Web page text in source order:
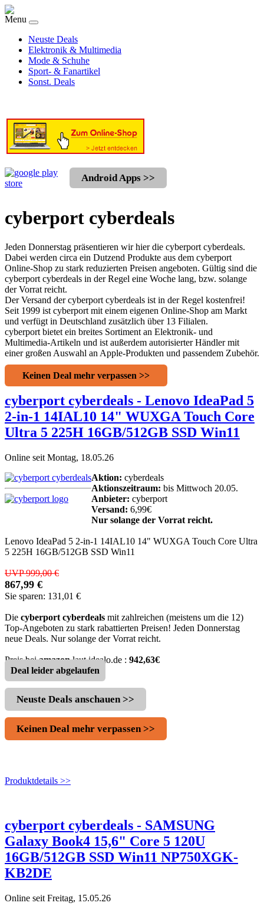
Menu
Neuste Deals
Elektronik & Multimedia
Mode & Schuhe
Sport- & Fanartikel
Sonst. Deals
Android Apps >>
cyberport cyberdeals
Jeden Donnerstag präsentieren wir hier die cyberport cyberdeals.
Dabei werden circa ein Dutzend Produkte aus dem cyberport
Online-Shop zu stark reduzierten Preisen angeboten. Gültig sind die
cyberport cyberdeals in der Regel eine Woche lang, bzw. solange
der Vorrat reicht.
Der Versand der cyberport cyberdeals ist in der Regel kostenfrei!
Seit 1999 ist cyberport mit einem eigenen Online-Shop am Markt
und verfügt in Deutschland zusätzlich über 13 Filialen.
cyberport bietet ein breites Sortiment an Elektronik- und
Multimedia-Artikeln und ist außerdem autorisierter Händler mit
einer großen Auswahl an Apple-Produkten und passendem Zubehör.
Keinen Deal mehr verpassen >>
cyberport cyberdeals - Lenovo IdeaPad 5
2-in-1 14IAL10 14" WUXGA Touch Core
Ultra 5 225H 16GB/512GB SSD Win11
Online seit Montag, 18.05.26
Aktion: cyberdeals
Aktionszeitraum: bis Mittwoch 20.05.
Anbieter: cyberport
Versand: 6,99€
Nur solange der Vorrat reicht.
Lenovo IdeaPad 5 2-in-1 14IAL10 14" WUXGA Touch Core Ultra
5 225H 16GB/512GB SSD Win11
UVP 999,00 €
867,99 €
Sie sparen: 131,01 €
Die cyberport cyberdeals mit zahlreichen (meistens um die 12)
Top-Angeboten zu stark rabattierten Preisen! Jeden Donnerstag
neue Deals. Nur solange der Vorrat reicht.
Preis beiamazonlaut idealo.de : 942,63€
Deal leider abgelaufen
Neuste Deals anschauen >>
Keinen Deal mehr verpassen >>
Produktdetails >>
cyberport cyberdeals - SAMSUNG
Galaxy Book4 15,6" Core 5 120U
16GB/512GB SSD Win11 NP750XGK-
KB2DE
Online seit Freitag, 15.05.26